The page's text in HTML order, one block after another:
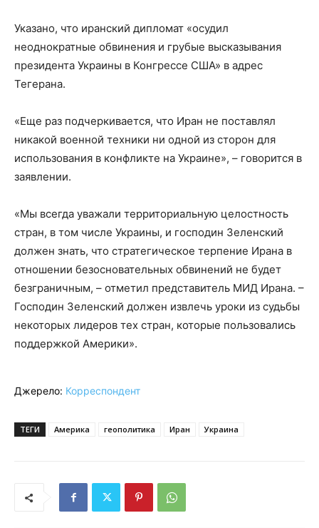
Указано, что иранский дипломат «осудил
неоднократные обвинения и грубые высказывания
президента Украины в Конгрессе США» в адрес
Тегерана.
«Еще раз подчеркивается, что Иран не поставлял
никакой военной техники ни одной из сторон для
использования в конфликте на Украине», – говорится в
заявлении.
«Мы всегда уважали территориальную целостность
стран, в том числе Украины, и господин Зеленский
должен знать, что стратегическое терпение Ирана в
отношении безосновательных обвинений не будет
безграничным, – отметил представитель МИД Ирана. –
Господин Зеленский должен извлечь уроки из судьбы
некоторых лидеров тех стран, которые пользовались
поддержкой Америки».
Джерело: Корреспондент
ТЕГИ Америка геополитика Иран Украина